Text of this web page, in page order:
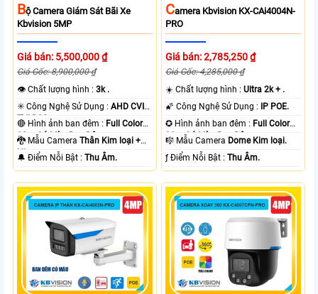
BỘ Camera Giám Sát Bãi Xe
Kbvision 5MP
Giá bán: 5,500,000 ₫
Giá Gốc: 8,900,000 ₫
👁 Chất lượng hình :3k .
✳️ Công Nghệ Sử Dụng :AHD CVI
TVI BCS.
🔴 Hình ảnh ban đêm : Full Color
80m Có Màu Ban Ðêm.
🐉️ Mẫu CameraThân Kim loại +
Nhựa.
️🔔 Điểm Nỗi Bật :Thu Âm.
CAmera Kbvision KX-CAi4004N-
PRO
Giá bán: 2,785,250 ₫
Giá Gốc: 4,285,000 ₫
☀️ Chất lượng hình :Ultra 2k + .
🌠 Công Nghệ Sử Dụng :
IP POE.
✪ Hình ảnh ban đêm : Full Color
30m Có Màu Ban Ðêm.
🎼️ Mẫu Camera Dome Kim loại.
️ƒ Điểm Nỗi Bật :Thu Âm.